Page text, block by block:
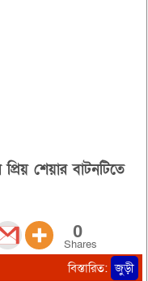
শেয়ার বাটনটিতে
0
Shares
বিস্তারিত: জুড়ী